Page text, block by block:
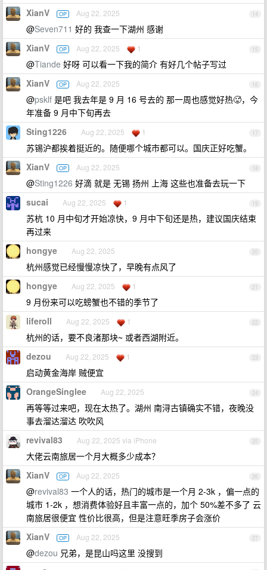
14
XianV OP Aug 22, 2025
@Seven711 好的 我查一下湖州 感谢
15
XianV OP Aug 22, 2025 1
@Tiande 好呀 可以看一下我的简介 有好几个帖子写过
16
XianV OP Aug 22, 2025
@psklf 是吧 我去年是 9 月 16 号去的 那一周也感觉好热🥵，今
年准备 9 月中下旬再去
17
Sting1226 Aug 22, 2025 1
苏锡沪都挨着挺近的。随便哪个城市都可以。国庆正好吃蟹。
18
XianV OP Aug 22, 2025
@Sting1226 好滴 就是 无锡 扬州 上海 这些也准备去玩一下
19
sucai Aug 22, 2025 1
苏杭 10 月中旬才开始凉快，9 月中下旬还是热，建议国庆结束
再过来
20
hongye Aug 22, 2025
杭州感觉已经慢慢凉快了，早晚有点风了
21
hongye Aug 22, 2025 1
9 月份来可以吃螃蟹也不错的季节了
22
liferoll Aug 22, 2025 1
杭州的话，要不良渚那块~ 或者西湖附近。
23
dezou Aug 22, 2025 1
启动黄金海岸 贼便宜
24
OrangeSinglee Aug 22, 2025
再等等过来吧，现在太热了。湖州 南浔古镇确实不错，夜晚没
事去溜达溜达 吹吹风
25
revival83 Aug 22, 2025 via iPhone
大佬云南旅居一个月大概多少成本？
26
XianV OP Aug 22, 2025
@revival83 一个人的话，热门的城市是一个月 2-3k ，偏一点的
城市 1-2k ，想消费体验好且丰富一点的，加个 50%差不多了 云
南旅居很便宜 性价比很高，但是注意旺季房子会涨价
27
XianV OP Aug 22, 2025
@dezou 兄弟，是昆山吗这里 没搜到